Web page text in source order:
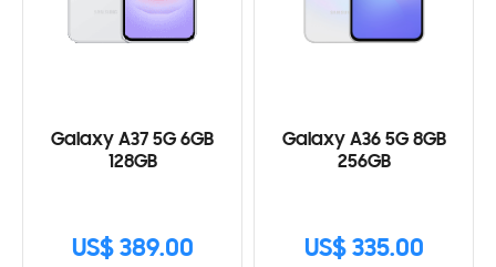
Galaxy A37 5G 6GB
128GB
US$ 389.00
Galaxy A36 5G 8GB
256GB
US$ 335.00